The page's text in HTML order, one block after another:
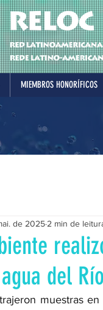
MIEMBROS HONORÍFICOS
del
de 2025 2 min de
muestras